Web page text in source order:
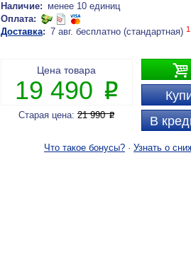
Наличие: менее 10 единиц
Оплата:
Доставка: 7 авг. бесплатно (стандартная) 1

В
Цена товара
19 490 P
Старая цена:21 990P
Что такое бонусы? · Узнать о